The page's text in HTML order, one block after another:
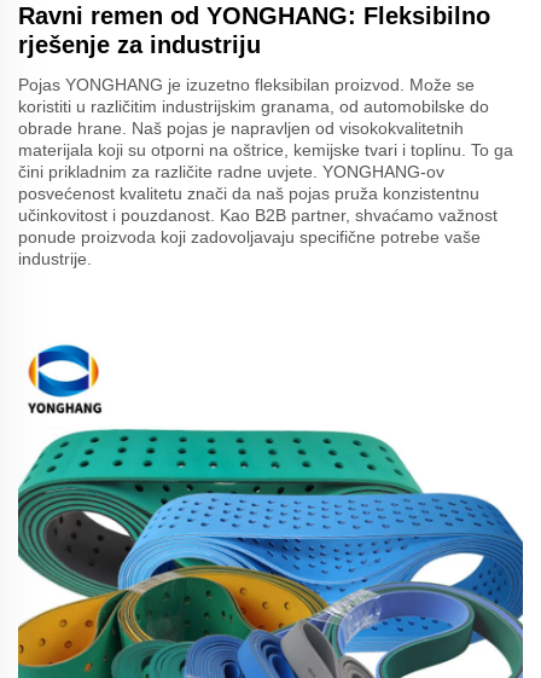
Ravni remen od YONGHANG: Fleksibilno
rješenje za industriju
Pojas YONGHANG je izuzetno fleksibilan proizvod. Može se
koristiti u različitim industrijskim granama, od automobilske do
obrade hrane. Naš pojas je napravljen od visokokvalitetnih
materijala koji su otporni na oštrice, kemijske tvari i toplinu. To ga
čini prikladnim za različite radne uvjete. YONGHANG-ov
posvećenost kvalitetu znači da naš pojas pruža konzistentnu
učinkovitost i pouzdanost. Kao B2B partner, shvaćamo važnost
ponude proizvoda koji zadovoljavaju specifične potrebe vaše
industrije.